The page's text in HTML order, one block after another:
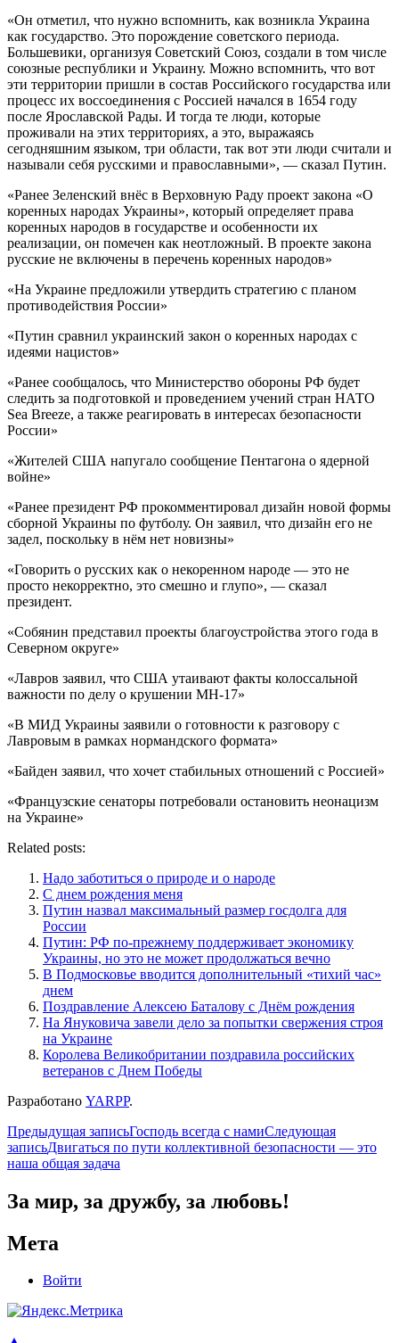
«Он отметил, что нужно вспомнить, как возникла Украина
как государство. Это порождение советского периода.
Большевики, организуя Советский Союз, создали в том числе
союзные республики и Украину. Можно вспомнить, что вот
эти территории пришли в состав Российского государства или
процесс их воссоединения с Россией начался в 1654 году
после Ярославской Рады. И тогда те люди, которые
проживали на этих территориях, а это, выражаясь
сегодняшним языком, три области, так вот эти люди считали и
называли себя русскими и православными», — сказал Путин.
«Ранее Зеленский внёс в Верховную Раду проект закона «О
коренных народах Украины», который определяет права
коренных народов в государстве и особенности их
реализации, он помечен как неотложный. В проекте закона
русские не включены в перечень коренных народов»
«На Украине предложили утвердить стратегию с планом
противодействия России»
«Путин сравнил украинский закон о коренных народах с
идеями нацистов»
«Ранее сообщалось, что Министерство обороны РФ будет
следить за подготовкой и проведением учений стран НАТО
Sea Breeze, а также реагировать в интересах безопасности
России»
«Жителей США напугало сообщение Пентагона о ядерной
войне»
«Ранее президент РФ прокомментировал дизайн новой формы
сборной Украины по футболу. Он заявил, что дизайн его не
задел, поскольку в нём нет новизны»
«Говорить о русских как о некоренном народе — это не
просто некорректно, это смешно и глупо», — сказал
президент.
«Собянин представил проекты благоустройства этого года в
Северном округе»
«Лавров заявил, что США утаивают факты колоссальной
важности по делу о крушении МН-17»
«В МИД Украины заявили о готовности к разговору с
Лавровым в рамках нормандского формата»
«Байден заявил, что хочет стабильных отношений с Россией»
«Французские сенаторы потребовали остановить неонацизм
на Украине»
Related posts:
Надо заботиться о природе и о народе
С днем рождения меня
Путин назвал максимальный размер госдолга для
России
Путин: РФ по-прежнему поддерживает экономику
Украины, но это не может продолжаться вечно
В Подмосковье вводится дополнительный «тихий час»
днем
Поздравление Алексею Баталову с Днём рождения
На Януковича завели дело за попытки свержения строя
на Украине
Королева Великобритании поздравила российских
ветеранов с Днем Победы
Разработано YARPP.
Навигация
по
Предыдущая записьГосподь всегда с намиСледующая
записьДвигаться по пути коллективной безопасности — это
наша общая задача
За мир, за дружбу, за любовь!
Мета
Войти